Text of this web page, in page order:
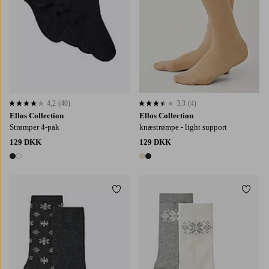
Ellos Collection
Strømper 4-pak
129 DKK
2 farver
4,2 baseret på 40 bedømmelser
4,2 (40)
Ellos Collection
knæstrømpe - light support
129 DKK
2 farver
3,3 baseret på 4 bedømmelser
3,3 (4)
Tilføj til favoritter